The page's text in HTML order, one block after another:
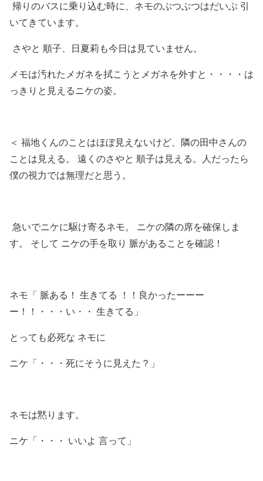
帰りのバスに乗り込む時に、ネモのぶつぶつはだいぶ 引
いてきています。
さやと 順子、日夏莉も今日は見ていません。
メモは汚れたメガネを拭こうとメガネを外すと・・・・は
っきりと見えるニケの姿。
＜ 福地くんのことはほぼ見えないけど、隣の田中さんの
ことは見える。 遠くのさやと 順子は見える。人だったら
僕の視力では無理だと思う。
急いでニケに駆け寄るネモ。 ニケの隣の席を確保しま
す。 そして ニケの手を取り 脈があることを確認！
ネモ「 脈ある！ 生きてる ！！良かったーーー
ー！！・・・い・・ 生きてる」
とっても必死な ネモに
ニケ「・・・死にそうに見えた？」
ネモは黙ります。
ニケ「・・・ いいよ 言って」